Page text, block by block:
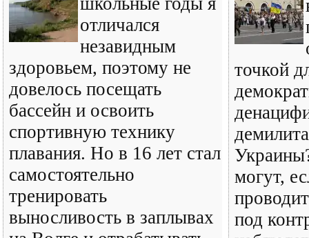
отличался
незавидным
здоровьем, поэтому не
довелось посещать
бассейн и освоить
спортивную технику
плавания. Но в 16 лет стал
самостоятельно
тренировать
выносливость в заплывах
точкой
могут,
под